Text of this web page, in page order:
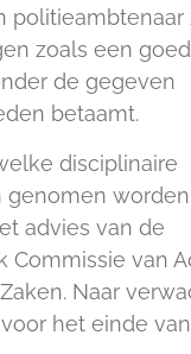
politieambtenaar
zoals een goed
de gegeven
betaamt.
disciplinaire
genomen
advies van de
Commissie van
Naar
het einde